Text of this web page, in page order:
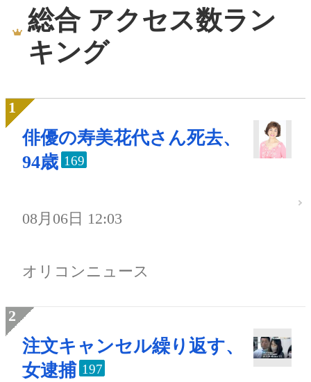
総合 アクセス数ラン
キング
俳優の寿美花代さん死去、
94歳 169
08月06日 12:03
オリコンニュース
注文キャンセル繰り返す、
女逮捕 197